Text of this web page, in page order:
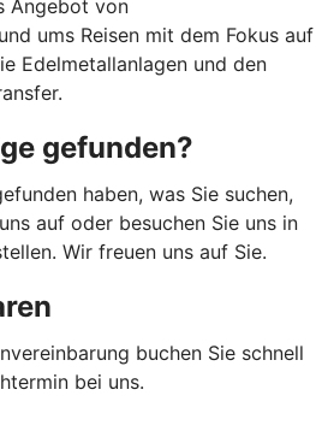
Angebot von
ums Reisen mit dem Fokus auf
Edelmetallanlagen und den
gefunden?
haben, was Sie suchen,
auf oder besuchen Sie uns in
Wir freuen uns auf Sie.
buchen Sie schnell
bei uns.